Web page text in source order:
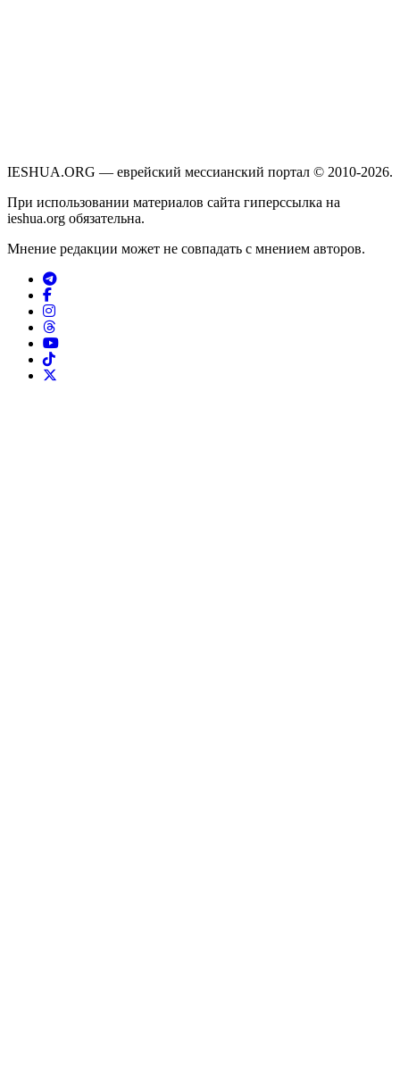
IESHUA.ORG — еврейский мессианский портал © 2010-2026.
При использовании материалов сайта гиперссылка на
ieshua.org обязательна.
Мнение редакции может не совпадать с мнением авторов.